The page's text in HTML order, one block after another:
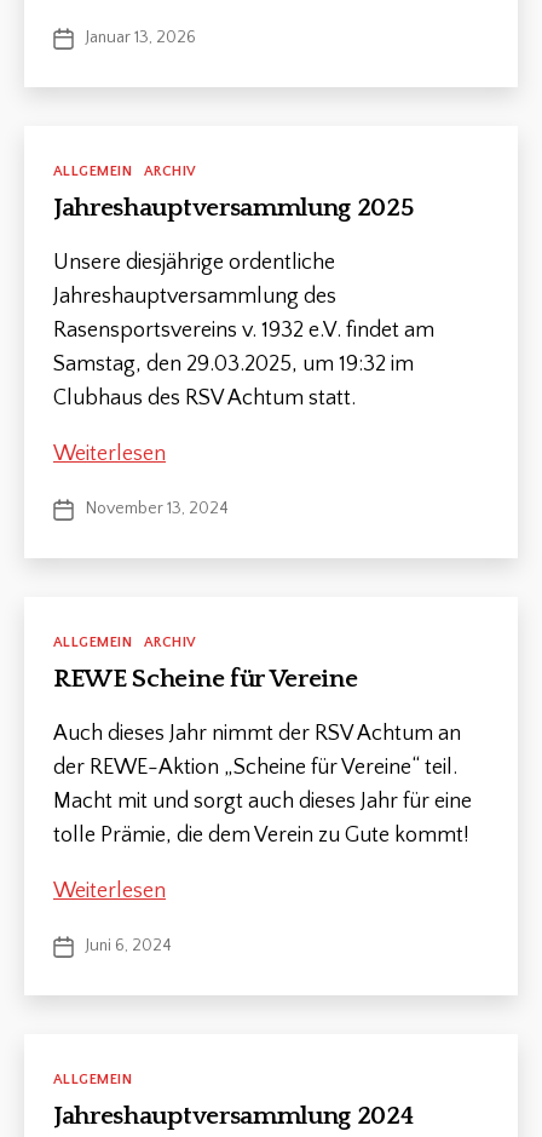
Veröffentlichungsdatum
Januar 13, 2026
Kategorien
ALLGEMEIN ARCHIV
Jahreshauptversammlung 2025
Unsere diesjährige ordentliche
Jahreshauptversammlung des
Rasensportsvereins v. 1932 e.V. findet am
Samstag, den 29.03.2025, um 19:32 im
Clubhaus des RSV Achtum statt.
Weiterlesen
Veröffentlichungsdatum
November 13, 2024
Kategorien
ALLGEMEIN ARCHIV
REWE Scheine für Vereine
Auch dieses Jahr nimmt der RSV Achtum an
der REWE-Aktion „Scheine für Vereine“ teil.
Macht mit und sorgt auch dieses Jahr für eine
tolle Prämie, die dem Verein zu Gute kommt!
Weiterlesen
für
Vereine
Veröffentlichungsdatum
Juni 6, 2024
Schlagwörter
V
r
t
n
Kategorien
ALLGEMEIN
Jahreshauptversammlung 2024